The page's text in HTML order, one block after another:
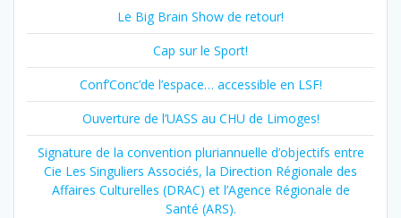
Le Big Brain Show de retour!
Cap sur le Sport!
Conf’Conc’de l’espace… accessible en LSF!
Ouverture de l’UASS au CHU de Limoges!
Signature de la convention pluriannuelle d’objectifs entre
Cie Les Singuliers Associés, la Direction Régionale des
Affaires Culturelles (DRAC) et l’Agence Régionale de
Santé (ARS).